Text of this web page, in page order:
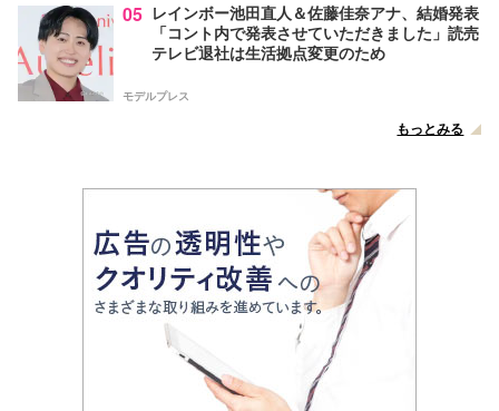
05 レインボー池田直人＆佐藤佳奈アナ、結婚発表
「コント内で発表させていただきました」読売
テレビ退社は生活拠点変更のため
モデルプレス
もっとみる